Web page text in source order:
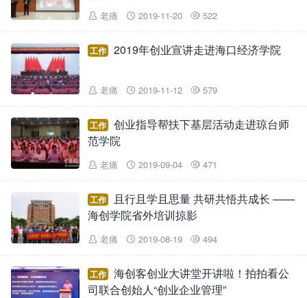
 老痛  2019-11-20  522
工作 2019年创业宣讲走进海口经济学院
 老痛  2019-11-12  579
工作
创业指导帮扶下基层活动走进琼台师
范学院
 老痛  2019-09-04  471
工作
且行且学且思量 共研共悟共成长 ——
海创学院省外培训掠影
 老痛  2019-08-19  494
工作
海创客创业大讲堂开讲啦！拍拍看公
司联合创始人“创业企业管理”